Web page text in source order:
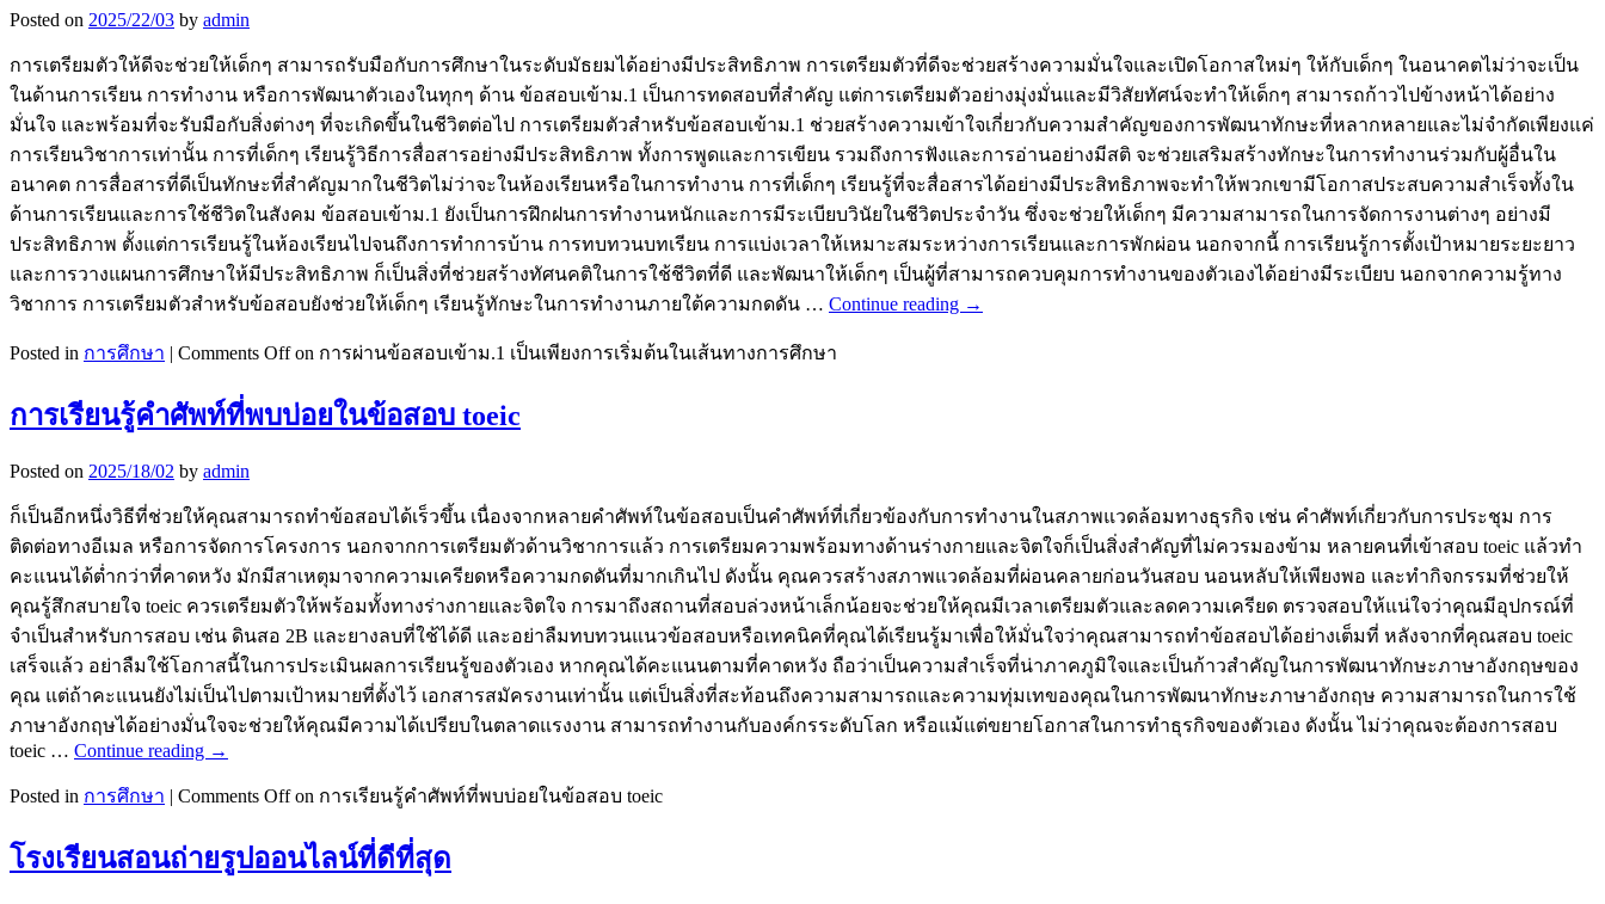
Posted on 2025/22/03 by admin
การเตรียมตัวให้ดีจะช่วยให้เด็กๆ สามารถรับมือกับการศึกษาในระดับมัธยมได้อย่างมีประสิทธิภาพ การเตรียมตัวที่ดีจะช่วยสร้างความมั่นใจและเปิดโอกาสใหม่ๆ ให้กับเด็กๆ ในอนาคตไม่ว่าจะเป็น
ในด้านการเรียน การทำงาน หรือการพัฒนาตัวเองในทุกๆ ด้าน ข้อสอบเข้าม.1 เป็นการทดสอบที่สำคัญ แต่การเตรียมตัวอย่างมุ่งมั่นและมีวิสัยทัศน์จะทำให้เด็กๆ สามารถก้าวไปข้างหน้าได้อย่าง
มั่นใจ และพร้อมที่จะรับมือกับสิ่งต่างๆ ที่จะเกิดขึ้นในชีวิตต่อไป การเตรียมตัวสำหรับข้อสอบเข้าม.1 ช่วยสร้างความเข้าใจเกี่ยวกับความสำคัญของการพัฒนาทักษะที่หลากหลายและไม่จำกัดเพียงแค่
การเรียนวิชาการเท่านั้น การที่เด็กๆ เรียนรู้วิธีการสื่อสารอย่างมีประสิทธิภาพ ทั้งการพูดและการเขียน รวมถึงการฟังและการอ่านอย่างมีสติ จะช่วยเสริมสร้างทักษะในการทำงานร่วมกับผู้อื่นใน
อนาคต การสื่อสารที่ดีเป็นทักษะที่สำคัญมากในชีวิตไม่ว่าจะในห้องเรียนหรือในการทำงาน การที่เด็กๆ เรียนรู้ที่จะสื่อสารได้อย่างมีประสิทธิภาพจะทำให้พวกเขามีโอกาสประสบความสำเร็จทั้งใน
ด้านการเรียนและการใช้ชีวิตในสังคม ข้อสอบเข้าม.1 ยังเป็นการฝึกฝนการทำงานหนักและการมีระเบียบวินัยในชีวิตประจำวัน ซึ่งจะช่วยให้เด็กๆ มีความสามารถในการจัดการงานต่างๆ อย่างมี
ประสิทธิภาพ ตั้งแต่การเรียนรู้ในห้องเรียนไปจนถึงการทำการบ้าน การทบทวนบทเรียน การแบ่งเวลาให้เหมาะสมระหว่างการเรียนและการพักผ่อน นอกจากนี้ การเรียนรู้การตั้งเป้าหมายระยะยาว
และการวางแผนการศึกษาให้มีประสิทธิภาพ ก็เป็นสิ่งที่ช่วยสร้างทัศนคติในการใช้ชีวิตที่ดี และพัฒนาให้เด็กๆ เป็นผู้ที่สามารถควบคุมการทำงานของตัวเองได้อย่างมีระเบียบ นอกจากความรู้ทาง
วิชาการ การเตรียมตัวสำหรับข้อสอบยังช่วยให้เด็กๆ เรียนรู้ทักษะในการทำงานภายใต้ความกดดัน … Continue reading →
Posted in การศึกษา | Comments Offon การผ่านข้อสอบเข้าม.1 เป็นเพียงการเริ่มต้นในเส้นทางการศึกษา
การเรียนรู้คำศัพท์ที่พบบ่อยในข้อสอบ toeic
Posted on 2025/18/02 by admin
ก็เป็นอีกหนึ่งวิธีที่ช่วยให้คุณสามารถทำข้อสอบได้เร็วขึ้น เนื่องจากหลายคำศัพท์ในข้อสอบเป็นคำศัพท์ที่เกี่ยวข้องกับการทำงานในสภาพแวดล้อมทางธุรกิจ เช่น คำศัพท์เกี่ยวกับการประชุม การ
ติดต่อทางอีเมล หรือการจัดการโครงการ นอกจากการเตรียมตัวด้านวิชาการแล้ว การเตรียมความพร้อมทางด้านร่างกายและจิตใจก็เป็นสิ่งสำคัญที่ไม่ควรมองข้าม หลายคนที่เข้าสอบ toeic แล้วทำ
คะแนนได้ต่ำกว่าที่คาดหวัง มักมีสาเหตุมาจากความเครียดหรือความกดดันที่มากเกินไป ดังนั้น คุณควรสร้างสภาพแวดล้อมที่ผ่อนคลายก่อนวันสอบ นอนหลับให้เพียงพอ และทำกิจกรรมที่ช่วยให้
คุณรู้สึกสบายใจ toeic ควรเตรียมตัวให้พร้อมทั้งทางร่างกายและจิตใจ การมาถึงสถานที่สอบล่วงหน้าเล็กน้อยจะช่วยให้คุณมีเวลาเตรียมตัวและลดความเครียด ตรวจสอบให้แน่ใจว่าคุณมีอุปกรณ์ที่
จำเป็นสำหรับการสอบ เช่น ดินสอ 2B และยางลบที่ใช้ได้ดี และอย่าลืมทบทวนแนวข้อสอบหรือเทคนิคที่คุณได้เรียนรู้มาเพื่อให้มั่นใจว่าคุณสามารถทำข้อสอบได้อย่างเต็มที่ หลังจากที่คุณสอบ toeic
เสร็จแล้ว อย่าลืมใช้โอกาสนี้ในการประเมินผลการเรียนรู้ของตัวเอง หากคุณได้คะแนนตามที่คาดหวัง ถือว่าเป็นความสำเร็จที่น่าภาคภูมิใจและเป็นก้าวสำคัญในการพัฒนาทักษะภาษาอังกฤษของ
คุณ แต่ถ้าคะแนนยังไม่เป็นไปตามเป้าหมายที่ตั้งไว้ เอกสารสมัครงานเท่านั้น แต่เป็นสิ่งที่สะท้อนถึงความสามารถและความทุ่มเทของคุณในการพัฒนาทักษะภาษาอังกฤษ ความสามารถในการใช้
ภาษาอังกฤษได้อย่างมั่นใจจะช่วยให้คุณมีความได้เปรียบในตลาดแรงงาน สามารถทำงานกับองค์กรระดับโลก หรือแม้แต่ขยายโอกาสในการทำธุรกิจของตัวเอง ดังนั้น ไม่ว่าคุณจะต้องการสอบ
toeic … Continue reading →
Posted in การศึกษา | Comments Offon การเรียนรู้คำศัพท์ที่พบบ่อยในข้อสอบ toeic
โรงเรียนสอนถ่ายรูปออนไลน์ที่ดีที่สุด